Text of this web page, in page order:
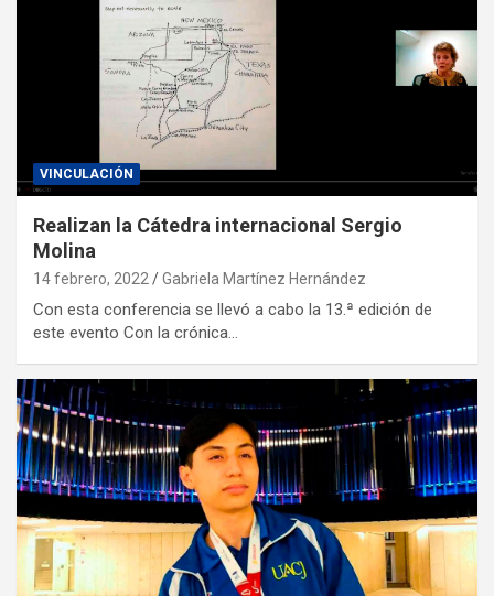
VINCULACIÓN
Realizan la Cátedra internacional Sergio
Molina
14 febrero, 2022 Gabriela Martínez Hernández
Con esta conferencia se llevó a cabo la 13.ª edición de
este evento Con la crónica…